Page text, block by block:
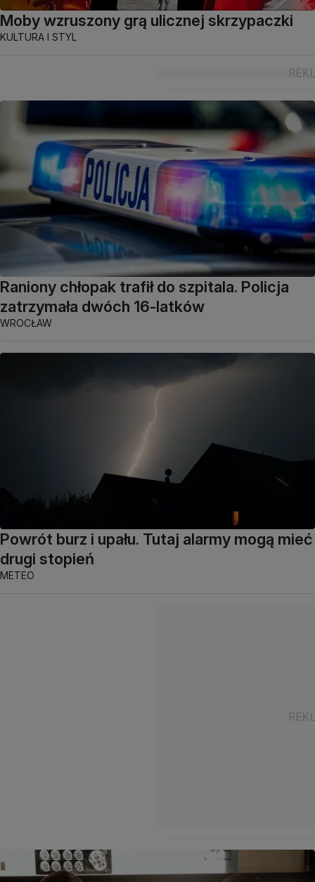
Moby wzruszony grą ulicznej skrzypaczki
KULTURA I STYL
Raniony chłopak trafił do szpitala. Policja
zatrzymała dwóch 16-latków
WROCŁAW
Powrót burz i upału. Tutaj alarmy mogą mieć
drugi stopień
METEO